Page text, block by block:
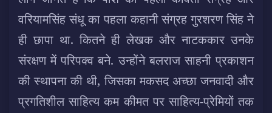
वरियामसिंह संधू का पहला कहानी संग्रह गुरशरण सिंह ने
ही छापा था. कितने ही लेखक और नाटककार उनके
संरक्षण में परिपक्व बने. उन्होंने बलराज साहनी प्रकाशन
की स्थापना की थी, जिसका मकसद अच्छा जनवादी और
प्रगतिशील साहित्य कम कीमत पर साहित्य-प्रेमियों तक